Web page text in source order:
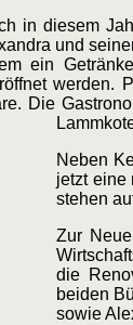
in diesem
und
ein
werden.
Die
Neben
jetzt eine
stehen
Zur
die
beiden
sowie